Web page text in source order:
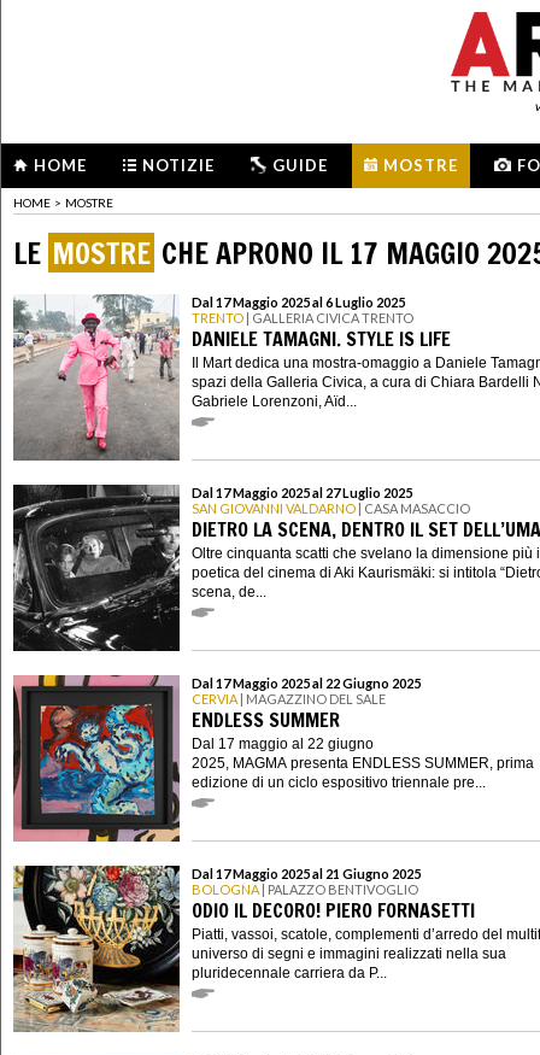
HOME NOTIZIE GUIDE MOSTRE
HOME > MOSTRE
LE MOSTRE CHE APRONO IL 17 MAGGIO
Dal 17 Maggio 2025 al 6 Luglio 2025
TRENTO | GALLERIA CIVICA TRENTO
DANIELE TAMAGNI. STYLE IS LIFE
Il Mart dedica una mostra-omaggio a Daniele
spazi della Galleria Civica, a cura di Chiara Bardelli
Gabriele Lorenzoni, Aïd...
Dal 17 Maggio 2025 al 27 Luglio 2025
SAN GIOVANNI VALDARNO | CASA MASACCIO
DIETRO LA SCENA, DENTRO IL SET
Oltre cinquanta scatti che svelano la dimensione più
poetica del cinema di Aki Kaurismäki: si intitola
scena, de...
Dal 17 Maggio 2025 al 22 Giugno 2025
CERVIA | MAGAZZINO DEL SALE
ENDLESS SUMMER
Dal 17 maggio al 22 giugno
2025, MAGMA presenta ENDLESS SUMMER, prima
edizione di un ciclo espositivo triennale pre...
Dal 17 Maggio 2025 al 21 Giugno 2025
BOLOGNA | PALAZZO BENTIVOGLIO
ODIO IL DECORO! PIERO FORNASETTI
Piatti, vassoi, scatole, complementi d’arredo del
universo di segni e immagini realizzati nella sua
pluridecennale carriera da P...